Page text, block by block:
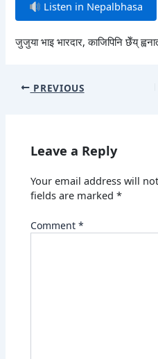
Listen in Nepalbhasa
जुजुया भाइ भारदार, काजिपिनि छेँय्
PREVIOUS
Leave a Reply
Your email address will
fields are marked*
Comment*